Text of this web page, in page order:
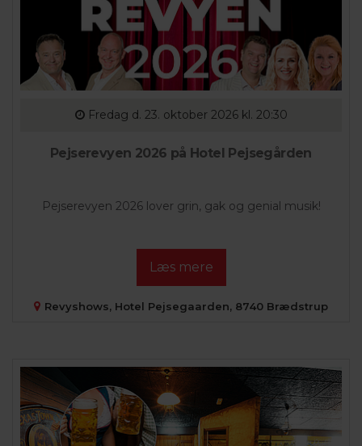
Fredag d. 23. oktober 2026 kl. 20:30
Pejserevyen 2026 på Hotel Pejsegården
Pejserevyen 2026 lover grin, gak og genial musik!
Læs mere
Revyshows, Hotel Pejsegaarden, 8740 Brædstrup